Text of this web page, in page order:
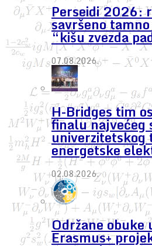
Perseidi 2026:
savršeno
“kišu zvezda
07.08.2026.
H-Bridges tim
finalu najvećeg
univerzitetskog
energetske
02.08.2026.
Održane obuke
Erasmus+